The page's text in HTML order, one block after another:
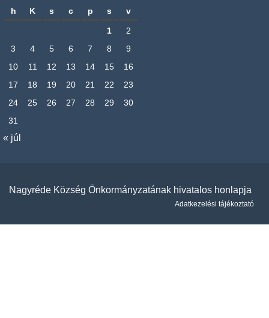
h K s c p s v
1
2
3
4 5 6 7 8
9
10
11 12 13 14 15
16
17
18 19 20 21 22
23
24
25 26 27 28 29
30
31
« júl
Nagyréde Község Önkormányzatának hivatalos honlapja
Adatkezelési tájékoztató